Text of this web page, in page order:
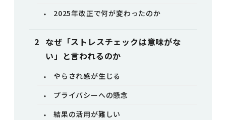
2025年改正で何が変わったのか
なぜ「ストレスチェックは意味がな
い」と言われるのか
やらされ感が生じる
プライバシーへの懸念
結果の活用が難しい